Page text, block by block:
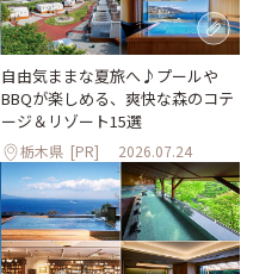
自由気ままな夏旅へ♪プールや
BBQが楽しめる、爽快な森のコテ
ージ＆リゾート15選
栃木県 [PR] 2026.07.24